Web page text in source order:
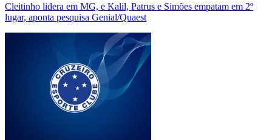
Cleitinho lidera em MG, e Kalil, Patrus e Simões empatam em 2º
lugar, aponta pesquisa Genial/Quaest